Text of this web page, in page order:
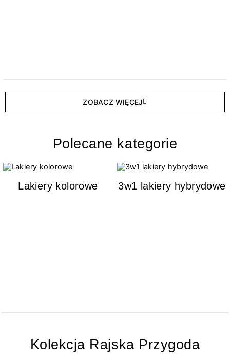
ZOBACZ WIĘCEJ
Polecane kategorie
Lakiery kolorowe 3w1 lakiery hybrydowe
Kolekcja Rajska Przygoda